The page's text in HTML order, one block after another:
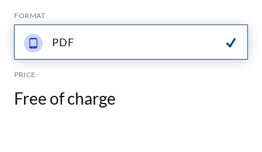
FORMAT
PDF
PRICE
Free of charge